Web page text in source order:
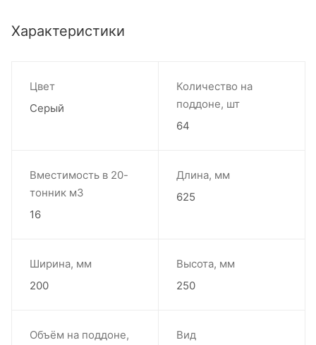
Характеристики
Цвет
Серый
Количество на
поддоне, шт
64
Вместимость в 20-
тонник м3
16
Длина, мм
625
Ширина, мм
200
Высота, мм
250
Объём на поддоне, Вид